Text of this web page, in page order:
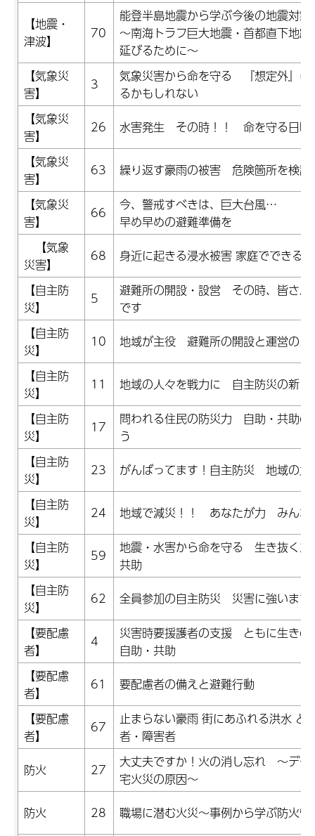
【地震・
津波】
70
能登半島地震から学ぶ今後の地震対策
～南海トラフ巨大地震・首都直下地
延びるために～
【気象災
害】
3
気象災害から命を守る 『想定外』は
るかもしれない
【気象災
害】
26
水害発生 その時！！ 命を守る日頃
【気象災
害】
63
繰り返す豪雨の被害 危険箇所を検証
【気象災
害】
66
今、警戒すべきは、巨大台風…
早め早めの避難準備を
【気象
災害】
68
身近に起きる浸水被害 家庭でできる
【自主防
災】
5
避難所の開設・設営 その時、皆さん
です
【自主防
災】
10
地域が主役 避難所の開設と運営のし
【自主防
災】
11
地域の人々を戦力に 自主防災の新し
【自主防
災】
17
問われる住民の防災力 自助・共助の
う
【自主防
災】
23
がんばってます！自主防災 地域の力
【自主防
災】
24
地域で減災！！ あなたが力 みんな
【自主防
災】
59
地震・水害から命を守る 生き抜くた
共助
【自主防
災】
62
全員参加の自主防災 災害に強いまち
【要配慮
者】
4
災害時要援護者の支援 ともに生きの
自助・共助
【要配慮
者】
61
要配慮者の備えと避難行動
【要配慮
者】
67
止まらない豪雨 街にあふれる洪水 ど
者・障害者
防火
27
大丈夫ですか！火の消し忘れ ～デー
宅火災の原因～
防火
28 職場に潜む火災～事例から学ぶ防火管